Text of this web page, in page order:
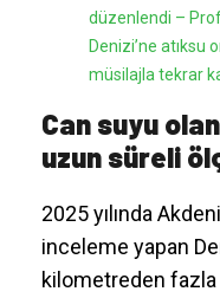
düzenlendi –
Denizi’ne atıksu
müsilajla tekrar
Can suyu
uzun süreli
2025 yılında
inceleme yapan
kilometreden fazla